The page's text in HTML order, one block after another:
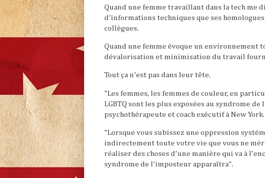
Quand une femme travaillant dans la tech
d’informations techniques que ses
collègues.
Quand une femme évoque un environnement
dévalorisation et minimisation du travail
Tout ça n’est pas dans leur tête.
"Les femmes, les femmes de couleur, en
LGBTQ sont les plus exposées au syndrome de
psychothérapeute et coach exécutif à New York.
"Lorsque vous subissez une oppression
indirectement toute votre vie que vous ne
réaliser des choses d'une manière qui va à
syndrome de l'imposteur apparaîtra".